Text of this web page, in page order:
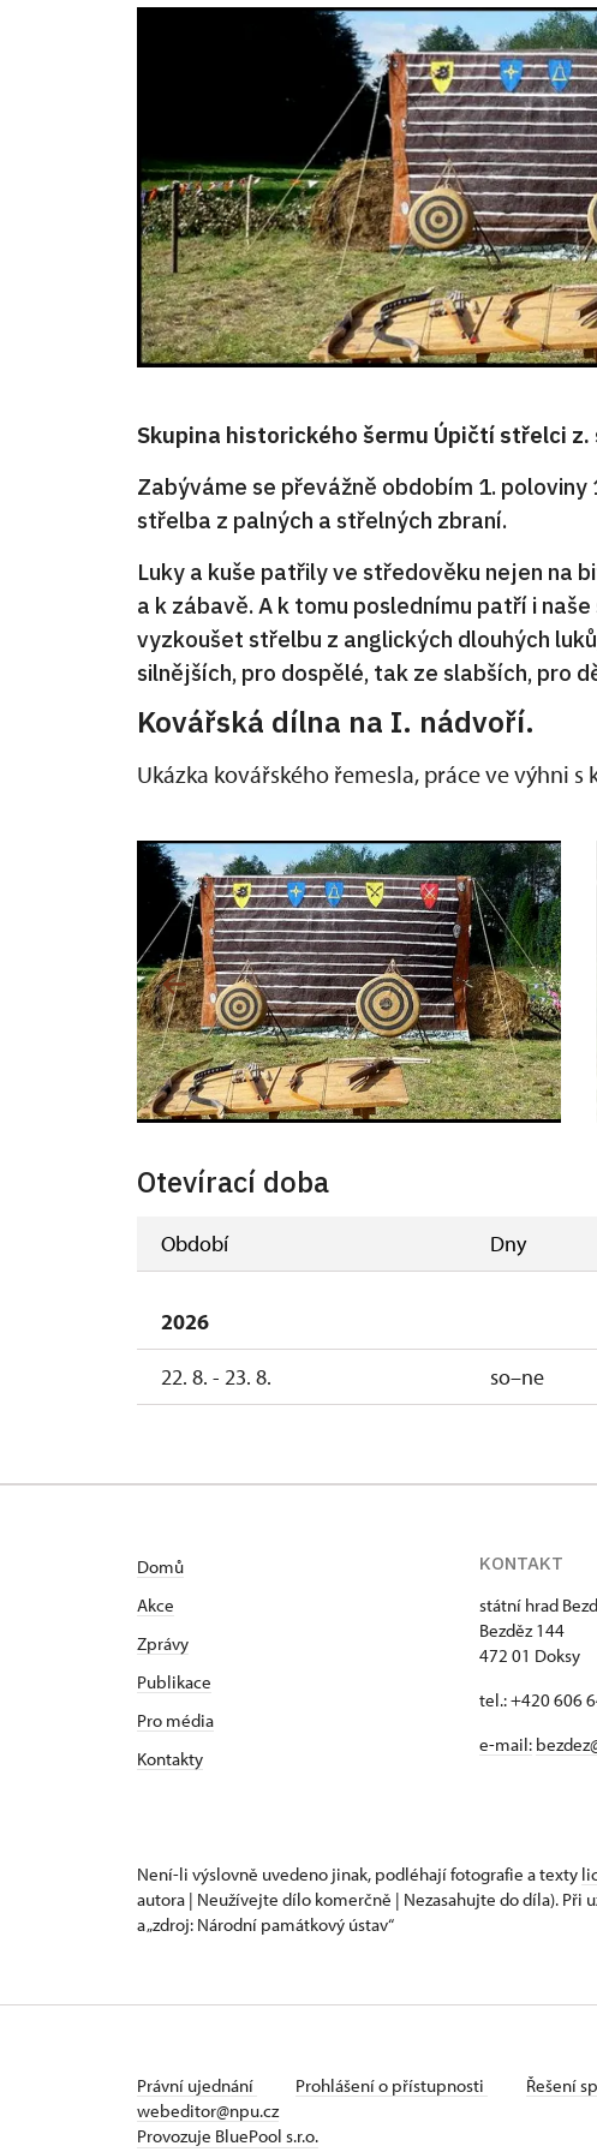
Skupina historického šermu Úpičtí střelci z.
Zabýváme se převážně obdobím 1.
střelba z palných a střelných zbraní.
Luky a kuše patřily ve středověku nejen na
a k zábavě. A k tomu poslednímu patří i
vyzkoušet střelbu z anglických dlouhých
silnějších, pro dospělé, tak ze slabších, pro
Kovářská dílna na I. nádvoří.
Ukázka kovářského řemesla, práce ve výhni
Otevírací doba
Období Dny
2026
22. 8. - 23. 8.
so–ne
Domů
Akce
Zprávy
Publikace
Pro média
Kontakty
KONTAKT
státní hrad
Bezděz 144
472 01 Doksy
tel.: +420 606
e-mail:
Není-li výslovně uvedeno jinak, podléhají fotografie a texty
autora | Neužívejte dílo komerčně | Nezasahujte do díla). Při
a „zdroj: Národní památkový ústav“
Právní ujednání Prohlášení o přístupnosti Řešení
webeditor@npu.cz
Provozuje BluePool s.r.o.